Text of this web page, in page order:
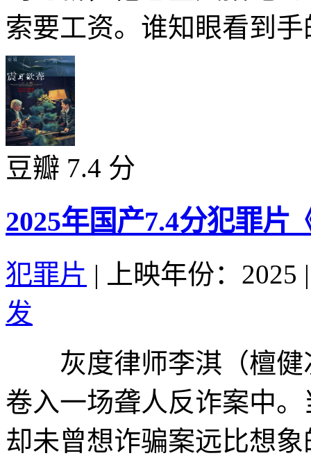
索要工资。谁知眼看到
豆瓣 7.4 分
2025年国产7.4分犯罪片
犯罪片 | 上映年份：2025 |
发
灰度律师李淇（檀健
卷入一场聋人反诈案中
却未曾想诈骗案远比想